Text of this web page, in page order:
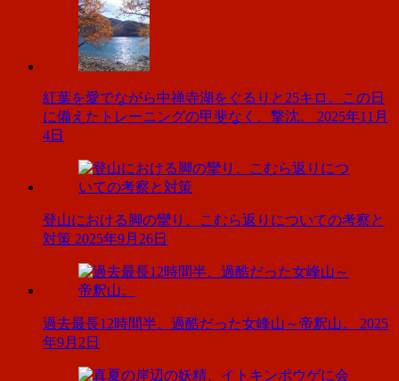
紅葉を愛でながら中禅寺湖をぐるりと25キロ。この日
に備えたトレーニングの甲斐なく、撃沈。
2025年11月
4日
登山における脚の攣り、こむら返りについての考察と
対策 2025年9月26日
過去最長12時間半、過酷だった女峰山～帝釈山。
2025
年9月2日